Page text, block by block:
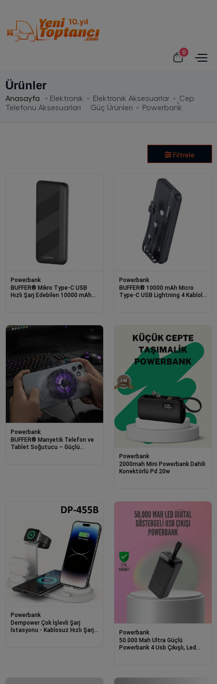
0
Ürünler
Anasayfa Elektronik Elektronik Aksesuarlar
Cep
Telefonu Aksesuarları
Güç Ürünleri Powerbank
Filtrele
Powerbank
BUFFER® Mikro Type-C USB
Hızlı Şarj Edebilen 10000 mAh
Powerbank
BUFFER® 10000 mAh Micro
Type-C USB Lightning 4 Kablolu
Powerbank
BUFFER® Manyetik Telefon ve
Tablet Soğutucu – Güçlü
Powerbank
2000mah Mini Powerbank Dahili
Konektörlü Pd 20w
Powerbank
Dempower Çok İşlevli Şarj
İstasyonu - Kablosuz Hızlı Şarj
Powerbank
50.000 Mah Ultra Güçlü
Powerbank 4 Usb Çıkışlı, Led